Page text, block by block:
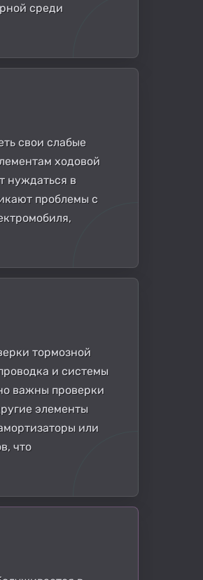
среди
свои слабые
ходовой
нуждаться в
проблемы с
тормозной
и системы
важны проверки
элементы
или
что